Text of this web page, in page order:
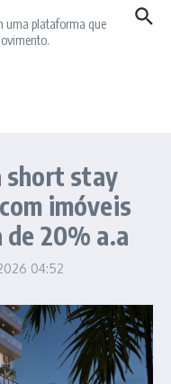
uma plataforma que
short stay
imóveis
de 20% a.a
04:52